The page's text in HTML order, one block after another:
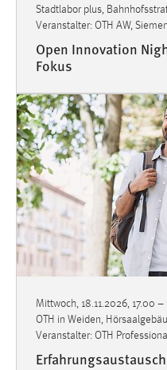
Stadtlabor plus,
Veranstalter: OTH AW,
Open Innovation
Fokus
Mittwoch, 18.11.2026, 17.00 –
OTH in Weiden,
Veranstalter: OTH